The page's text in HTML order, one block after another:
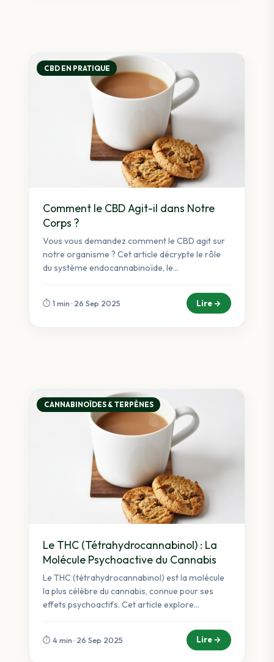
CBD EN PRATIQUE
Comment le CBD Agit-il dans Notre
Corps ?
Vous vous demandez comment le CBD agit sur
notre organisme ? Cet article décrypte le rôle
du système endocannabinoïde, le...
⏱️ 1 min · 26 Sep 2025 Lire →
CANNABINOÏDES & TERPÈNES
Le THC (Tétrahydrocannabinol) : La
Molécule Psychoactive du Cannabis
Le THC (tétrahydrocannabinol) est la molécule
la plus célèbre du cannabis, connue pour ses
effets psychoactifs. Cet article explore
⏱️ 4 min · 26 Sep 2025 Lire →